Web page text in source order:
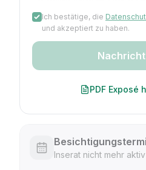
Ich bestätige, die
und akzeptiert zu haben.
PDF Exposé
Inserat nicht mehr aktiv